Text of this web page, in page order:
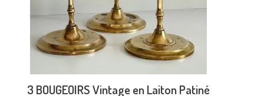
3 BOUGEOIRS Vintage en Laiton Patiné